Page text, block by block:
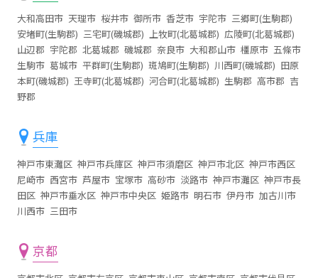
大和高田市 天理市 桜井市 御所市 香芝市 宇陀市 三郷町(生駒郡)
安堵町(生駒郡) 三宅町(磯城郡) 上牧町(北葛城郡) 広陵町(北葛城郡)
山辺郡 宇陀郡 北葛城郡 磯城郡 奈良市 大和郡山市 橿原市 五條市
生駒市 葛城市 平群町(生駒郡) 斑鳩町(生駒郡) 川西町(磯城郡) 田原
本町(磯城郡) 王寺町(北葛城郡) 河合町(北葛城郡) 生駒郡 高市郡 吉
野郡
兵庫
神戸市東灘区 神戸市兵庫区 神戸市須磨区 神戸市北区 神戸市西区
尼崎市 西宮市 芦屋市 宝塚市 高砂市 淡路市 神戸市灘区 神戸市長
田区 神戸市垂水区 神戸市中央区 姫路市 明石市 伊丹市 加古川市
川西市 三田市
京都